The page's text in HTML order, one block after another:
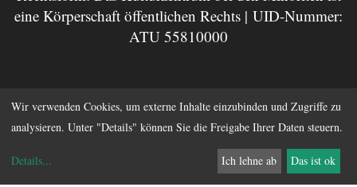
eine Körperschaft öffentlichen Rechts | UID-Nummer:
ATU 55810000
Impressum Datenschutz
Wir verwenden Cookies, um externe Inhalte einzubinden und Zugriffe zu
analysieren. Unter "Details" können Sie die Freigabe Ihrer Daten steuern.
Details... Ich lehne ab Das ist ok